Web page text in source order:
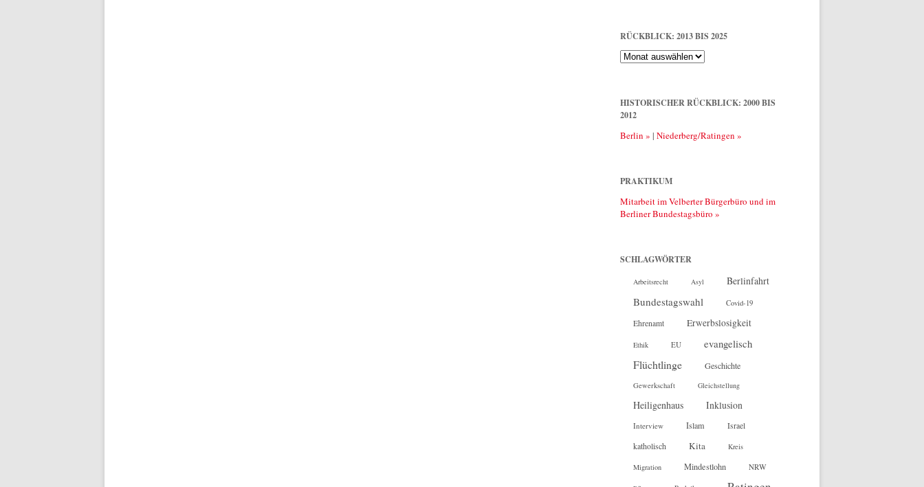
RÜCKBLICK: 2013 BIS 2025
Rückblick:
2013
bis
HISTORISCHER RÜCKBLICK: 2000 BIS
2012
Berlin » | Niederberg/Ratingen »
PRAKTIKUM
Mitarbeit im Velberter Bürgerbüro und im
Berliner Bundestagsbüro »
SCHLAGWÖRTER
Arbeitsrecht Asyl Berlinfahrt
Bundestagswahl Covid-19
Ehrenamt Erwerbslosigkeit
Ethik EU evangelisch
Flüchtlinge Geschichte
Gewerkschaft Gleichstellung
Heiligenhaus Inklusion
Interview Islam Israel
katholisch Kita Kreis
Migration Mindestlohn NRW